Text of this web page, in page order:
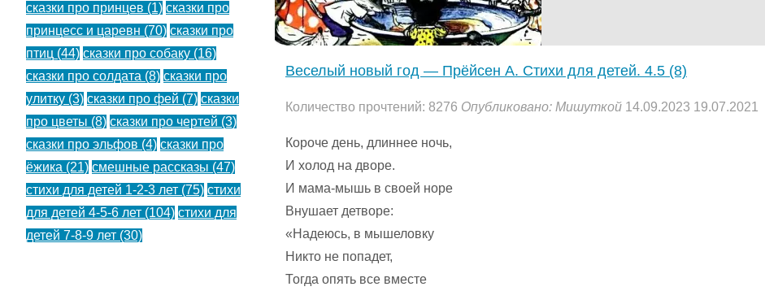
Веселый новый год — Прёйсен А. Стихи для детей. 4.5 (8)
Количество прочтений: 8276 Опубликовано: Мишуткой 14.09.2023 19.07.2021
Короче день, длиннее ночь,
И холод на дворе.
И мама-мышь в своей норе
Внушает детворе:
«Надеюсь, в мышеловку
Никто не попадет,
Тогда опять все вместе
сказки про принцев (1) сказки про
принцесс и царевн (70) сказки про
птиц (44) сказки про собаку (16)
сказки про солдата (8) сказки про
улитку (3) сказки про фей (7) сказки
про цветы (8) сказки про чертей (3)
сказки про эльфов (4) сказки про
ёжика (21) смешные рассказы (47)
стихи для детей 1-2-3 лет (75) стихи
для детей 4-5-6 лет (104) стихи для
детей 7-8-9 лет (30)